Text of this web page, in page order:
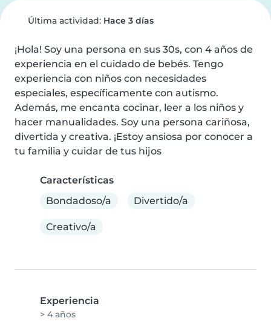
Última actividad: Hace 3 días
¡Hola! Soy una persona en sus 30s, con 4 años de
experiencia en el cuidado de bebés. Tengo
experiencia con niños con necesidades
especiales, específicamente con autismo.
Además, me encanta cocinar, leer a los niños y
hacer manualidades. Soy una persona cariñosa,
divertida y creativa. ¡Estoy ansiosa por conocer a
tu familia y cuidar de tus hijos
Características
Bondadoso/a
Divertido/a
Creativo/a
Experiencia
> 4 años